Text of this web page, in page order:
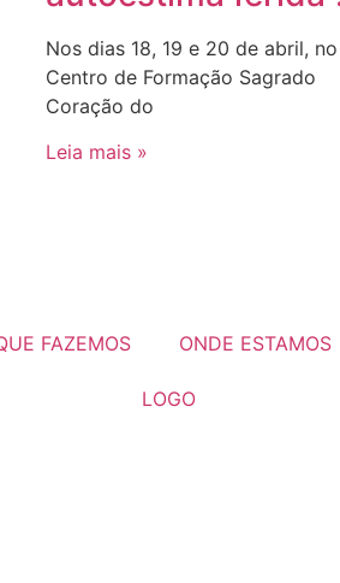
Nos dias 18, 19 e 20 de abril, no
Centro de Formação Sagrado
Coração do
Leia mais »
FAZEMOS ONDE ESTAMOS
LOGO